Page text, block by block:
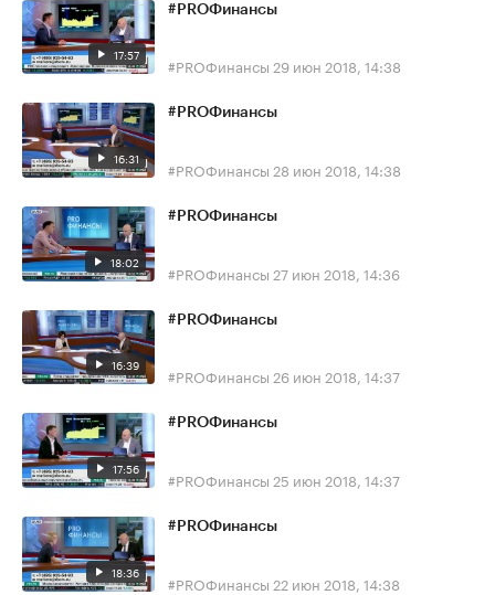
17:57
#PROФинансы
#PROФинансы 29 июн 2018, 14:38
16:31
#PROФинансы
#PROФинансы 28 июн 2018, 14:38
18:02
#PROФинансы
#PROФинансы 27 июн 2018, 14:36
16:39
#PROФинансы
#PROФинансы 26 июн 2018, 14:37
17:56
#PROФинансы
#PROФинансы 25 июн 2018, 14:37
18:36
#PROФинансы
#PROФинансы 22 июн 2018, 14:38